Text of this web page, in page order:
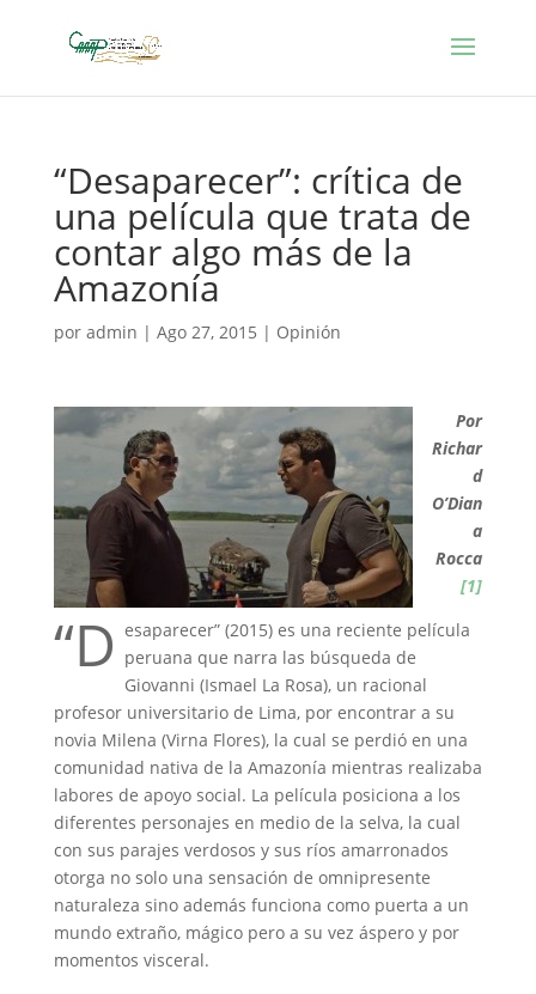
“Desaparecer”: crítica de
una película que trata de
contar algo más de la
Amazonía
por admin | Ago 27, 2015 | Opinión
Por
Richar
d
O’Dian
a
Rocca
[1]
“D esaparecer” (2015) es una reciente película
peruana que narra las búsqueda de
Giovanni (Ismael La Rosa), un racional
profesor universitario de Lima, por encontrar a su
novia Milena (Virna Flores), la cual se perdió en una
comunidad nativa de la Amazonía mientras realizaba
labores de apoyo social. La película posiciona a los
diferentes personajes en medio de la selva, la cual
con sus parajes verdosos y sus ríos amarronados
otorga no solo una sensación de omnipresente
naturaleza sino además funciona como puerta a un
mundo extraño, mágico pero a su vez áspero y por
momentos visceral.